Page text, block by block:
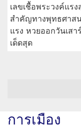
เลขเชื้อพระวงค์แร
สำคัญทางพุทธศาส
แรง หวยออกวันเสา
เด็ดสุด
การเมือง